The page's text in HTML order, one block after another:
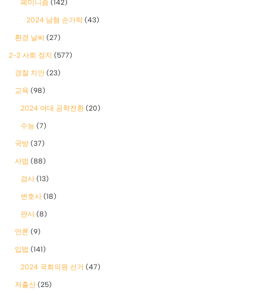
폐미니즘 (142)
2024 남혐 손가락 (43)
환경 날씨 (27)
2-2 사회 정치 (577)
경찰 치안 (23)
교육 (98)
2024 여대 공학전환 (20)
수능 (7)
국방 (37)
사법 (88)
검사 (13)
변호사 (18)
판사 (8)
언론 (9)
입법 (141)
2024 국회의원 선거 (47)
저출산 (25)